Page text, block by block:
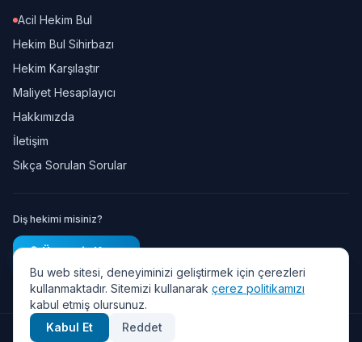
Acil Hekim Bul
Hekim Bul Sihirbazı
Hekim Karşılaştır
Maliyet Hesaplayıcı
Hakkımızda
İletişim
Sıkça Sorulan Sorular
Diş hekimi misiniz?
Ücretsiz Kayıt
© 2026 Diş Randevu — Tüm hakları saklıdır.
Bu web sitesi, deneyiminizi geliştirmek için çerezleri
kullanmaktadır. Sitemizi kullanarak çerez politikamızı
kabul etmiş olursunuz.
Kabul Et
Reddet